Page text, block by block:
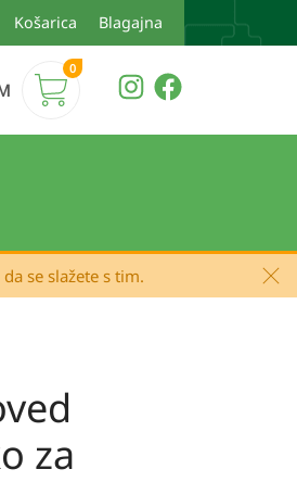
Košarica Blagajna
0
se slažete s tim.
za